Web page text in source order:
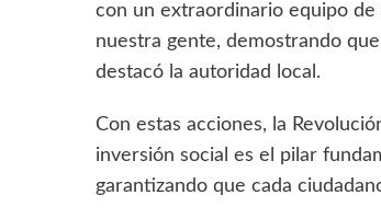
con un extraordinario equipo
nuestra gente, demostrando
destacó la autoridad local.
​Con estas acciones, la
inversión social es el pilar
garantizando que cada